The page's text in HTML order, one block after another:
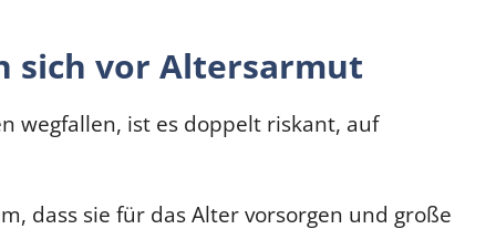
sich vor Altersarmut
wegfallen, ist es doppelt riskant, auf
dass sie für das Alter vorsorgen und große